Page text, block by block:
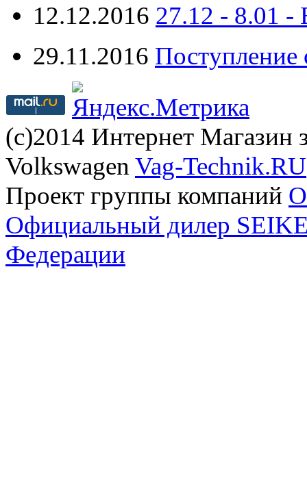
12.12.2016 27.12 -
29.11.2016 Поступление
(с)2014 Интернет Магазин
Volkswagen Vag-Technik.RU
Проект группы компаний
Официальный дилер
Федерации